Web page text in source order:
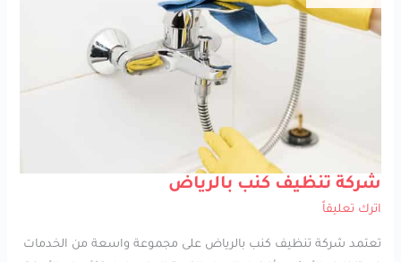
شركة تنظيف كنب بالرياض
اترك تعليقاً
تعتمد شركة تنظيف كنب بالرياض على مجموعة واسعة من الخدمات
شركة
تنظيف
كنب
بالرياض